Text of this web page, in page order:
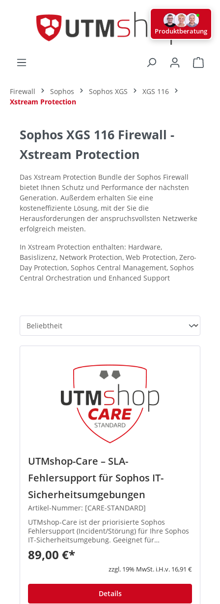
Firewall Sophos Sophos XGS
XGS 116
Xstream Protection
Sophos XGS 116 Firewall -
Xstream Protection
Das Xstream Protection Bundle der Sophos Firewall
bietet Ihnen Schutz und Performance der nächsten
Generation. Außerdem erhalten Sie eine
kosteneffiziente Lösung, mit der Sie die
Herausforderungen der anspruchsvollsten Netzwerke
erfolgreich meisten.
In Xstream Protection enthalten: Hardware,
Basislizenz, Network Protection, Web Protection, Zero-
Day Protection, Sophos Central Management, Sophos
Central Orchestration und Enhanced Support
UTMshop-Care – SLA-
Fehlersupport für Sophos IT-
Sicherheitsumgebungen
Artikel-Nummer: [CARE-STANDARD]
UTMshop-Care ist der priorisierte Sophos
Fehlersupport (Incident/Störung) für Ihre Sophos
IT-Sicherheitsumgebung. Geeignet für
Unternehmen, die einen externen Sophos
Support mit SLA und planbaren Reaktionszeiten
benötigen. Sie erhalten definiert...
89,00 €*
zzgl. 19% MwSt. i.H.v. 16,91 €
Details
Produktberatung